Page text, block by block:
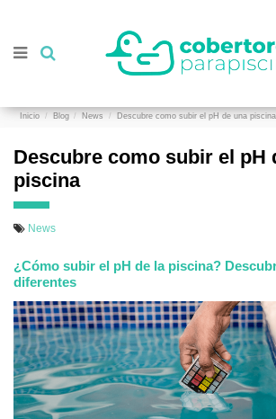
Inicio Blog News Descubre como subir el pH de una piscina
Descubre como subir el pH
piscina
News
¿Cómo subir el pH de la piscina?
diferentes